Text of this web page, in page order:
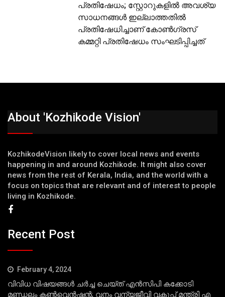
പ്രതിഷേധം; സ്റ്റോറുകളില്‍ അവശ്യ
സാധനങ്ങള്‍ ഇല്ലാത്തതില്‍
പ്രതിഷേധിച്ചാണ് കോണ്‍ഗ്രസ്
കമ്മറ്റി പ്രതിഷേധം സംഘടിപ്പിച്ചത്
About 'Kozhikode Vision'
KozhikodeVision likely to cover local news and events
happening in and around Kozhikode. It might also cover
news from the rest of Kerala, India, and the world with a
focus on topics that are relevant and of interest to people
living in Kozhikode.
Recent Post
February 4, 2024
വിവിധ വിഷയങ്ങള്‍ ചര്‍ച്ച ചെയ്ത് എന്‍സിപി കക്കോടി
മണ്ഡലം കണ്‍വെന്‍ഷന്‍; വനം വന്യജീവി വകുപ്പ് മന്ത്രി എ